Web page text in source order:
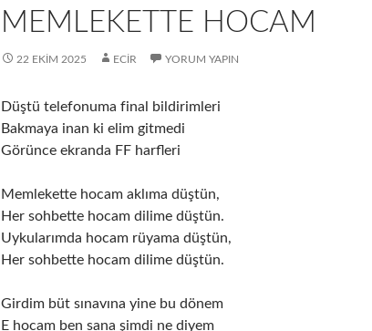
MEMLEKETTE HOCAM
22 EKIM 2025 ECIR YORUM YAPIN
Düştü telefonuma final bildirimleri
Bakmaya inan ki elim gitmedi
Görünce ekranda FF harfleri
Memlekette hocam aklıma düştün,
Her sohbette hocam dilime düştün.
Uykularımda hocam rüyama düştün,
Her sohbette hocam dilime düştün.
Girdim büt sınavına yine bu dönem
E hocam ben sana şimdi ne diyem